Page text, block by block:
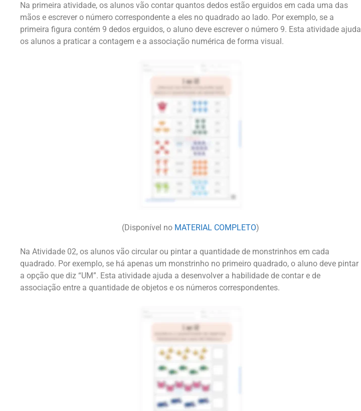
Na primeira atividade, os alunos vão contar quantos dedos estão erguidos em cada uma das
mãos e escrever o número correspondente a eles no quadrado ao lado. Por exemplo, se a
primeira figura contém 9 dedos erguidos, o aluno deve escrever o número 9. Esta atividade ajuda
os alunos a praticar a contagem e a associação numérica de forma visual.
(Disponível no MATERIAL COMPLETO)
Na Atividade 02, os alunos vão circular ou pintar a quantidade de monstrinhos em cada
quadrado. Por exemplo, se há apenas um monstrinho no primeiro quadrado, o aluno deve pintar
a opção que diz “UM”. Esta atividade ajuda a desenvolver a habilidade de contar e de
associação entre a quantidade de objetos e os números correspondentes.